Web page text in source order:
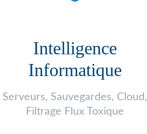
Intelligence
Informatique
Serveurs, Sauvegardes, Cloud,
Filtrage Flux Toxique